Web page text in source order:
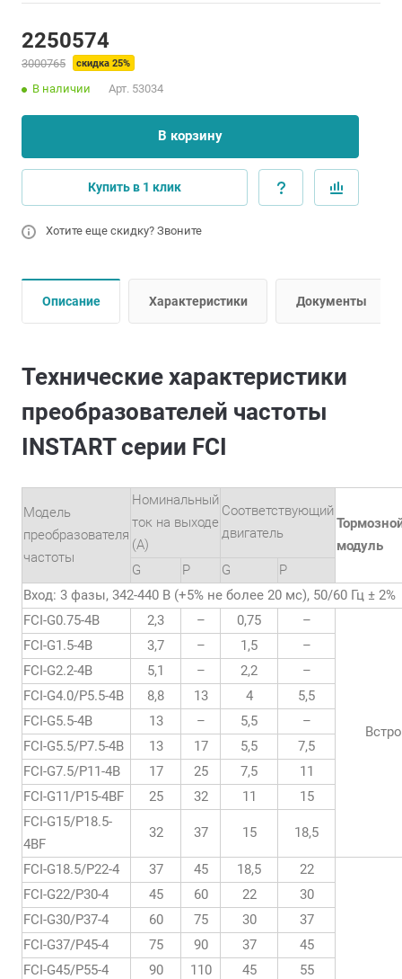
2250574
3000765 скидка 25%
В наличии Арт. 53034
В корзину
Купить в 1 клик
Хотите еще скидку? Звоните
Описание Характеристики Документы
Технические характеристики
преобразователей частоты
INSTART серии FCI
Модель
преобразователя
частоты
Номинальный
ток на выходе
(А)
Соответствующий
двигатель
модуль
G
P G
P
Вход: 3 фазы, 342-440 В (+5% не более 20 мс), 50/60 Гц ± 2%
FCI-G0.75-4B
2,3 – 0,75 –
FCI-G1.5-4B 3,7 – 1,5
–
FCI-G2.2-4B
5,1 – 2,2
–
FCI-G4.0/P5.5-4B
8,8 13 4
5,5
FCI-G5.5-4B
13 – 5,5
–
FCI-G5.5/P7.5-4B
13 17 5,5
7,5
FCI-G7.5/P11-4B
17 25 7,5
11
FCI-G11/P15-4BF
25 32 11
15
FCI-G15/P18.5-
4BF
32 37 15 18,5
FCI-G18.5/P22-4 37 45 18,5 22
FCI-G22/P30-4 45 60 22
30
FCI-G30/P37-4
60 75 30
37
FCI-G37/P45-4
75 90 37
45
FCI-G45/P55-4
90 110 45
55